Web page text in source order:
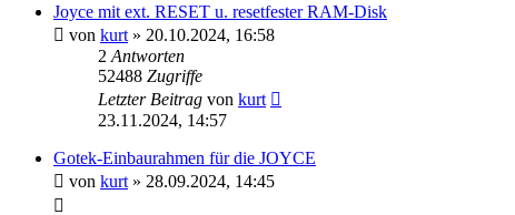
Joyce mit ext. RESET u. resetfester RAM-Disk
von kurt » 20.10.2024, 16:58
2 Antworten
52488 Zugriffe
Letzter Beitrag von kurt
23.11.2024, 14:57
Gotek-Einbaurahmen für die JOYCE
von kurt » 28.09.2024, 14:45